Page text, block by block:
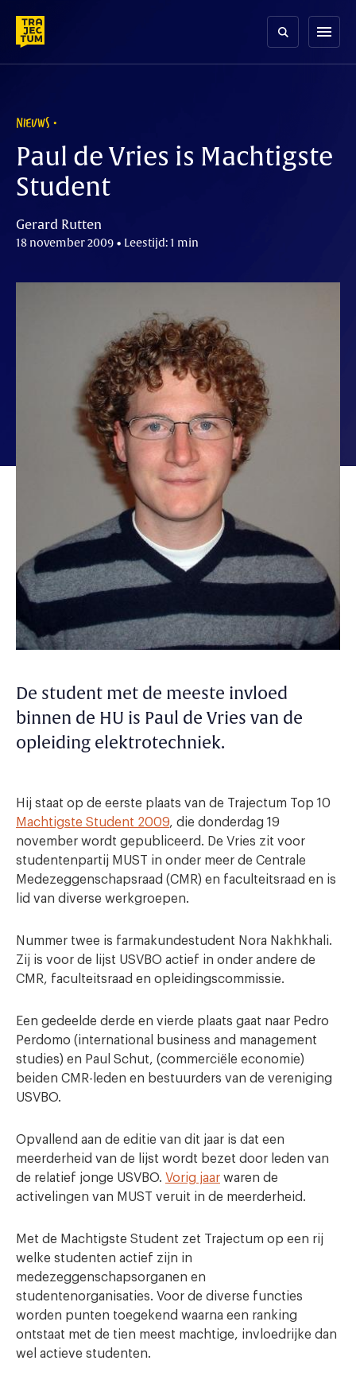
content
menu
NIEUWS
Paul de Vries is Machtigste
Student
Gerard Rutten
18 november 2009 • Leestijd: 1 min
De student met de meeste invloed
binnen de HU is Paul de Vries van de
opleiding elektrotechniek.
Hij staat op de eerste plaats van de Trajectum Top 10
Machtigste Student 2009, die donderdag 19
november wordt gepubliceerd. De Vries zit voor
studentenpartij MUST in onder meer de Centrale
Medezeggenschapsraad (CMR) en faculteitsraad en is
lid van diverse werkgroepen.
Nummer twee is farmakundestudent Nora Nakhkhali.
Zij is voor de lijst USVBO actief in onder andere de
CMR, faculteitsraad en opleidingscommissie.
Een gedeelde derde en vierde plaats gaat naar Pedro
Perdomo (international business and management
studies) en Paul Schut, (commerciële economie)
beiden CMR-leden en bestuurders van de vereniging
USVBO.
Opvallend aan de editie van dit jaar is dat een
meerderheid van de lijst wordt bezet door leden van
de relatief jonge USVBO. Vorig jaar waren de
activelingen van MUST veruit in de meerderheid.
Met de Machtigste Student zet Trajectum op een rij
welke studenten actief zijn in
medezeggenschapsorganen en
studentenorganisaties. Voor de diverse functies
worden punten toegekend waarna een ranking
ontstaat met de tien meest machtige, invloedrijke dan
wel actieve studenten.